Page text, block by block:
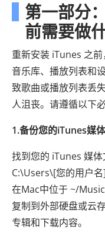
第一部分
前需要做
重新安装 iTunes 之
音乐库、播放列表和
致歌曲或播放列表丢
人沮丧。请遵循以下
1.备份您的iTunes媒
找到您的 iTunes 媒
C:\Users\[您的用户
在Mac中位于 ~/
复制到外部硬盘或云
专辑和下载内容。